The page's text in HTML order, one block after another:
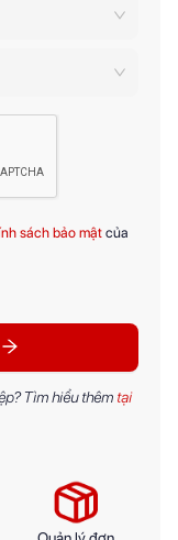
sách bảo mật của
Tìm hiểu thêm tại